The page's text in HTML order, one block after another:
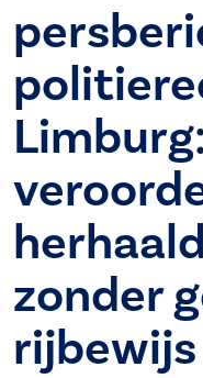
zonder
rijbewijs